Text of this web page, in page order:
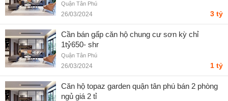
Quận Tân Phú
26/03/2024 3 tỷ
Cần bán gấp căn hộ chung cư sơn kỳ chỉ
1tỷ650- shr
Quận Tân Phú
26/03/2024 1 tỷ
Căn hộ topaz garden quận tân phú bán 2 phòng
ngủ giá 2 tỉ